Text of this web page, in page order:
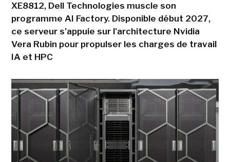
XE8812, Dell Technologies muscle son
programme AI Factory. Disponible début 2027,
ce serveur s'appuie sur l'architecture Nvidia
Vera Rubin pour propulser les charges de travail
IA et HPC